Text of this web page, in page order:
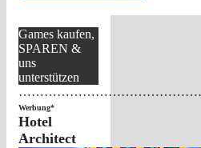
Games kaufen,
SPAREN &
uns
unterstützen
Werbung*
Hotel
Architect